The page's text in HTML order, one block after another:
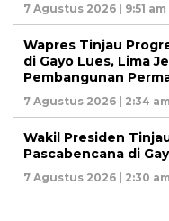
7 Agustus 2026 | 9:51 am
Wapres Tinjau
di Gayo Lues, Lima
Pembangunan
7 Agustus 2026 | 2:34
Wakil Presiden
Pascabencana di
7 Agustus 2026 | 2:30